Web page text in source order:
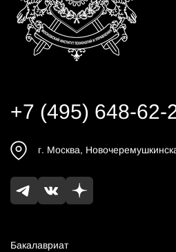
Бакалавриат
+7 (495) 648-62-
г. Москва,